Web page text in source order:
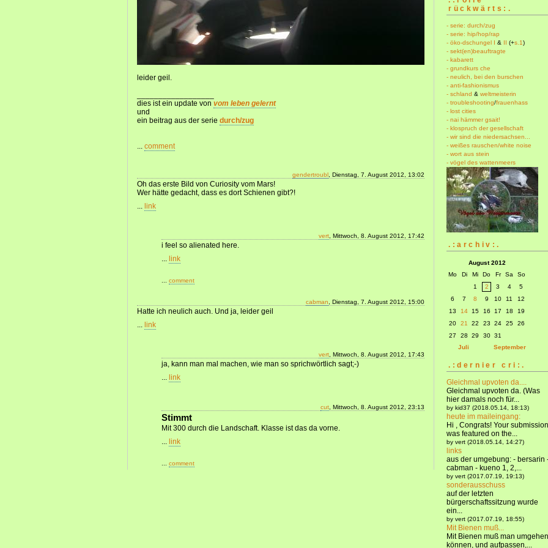
leider geil.
dies ist ein update von vom leben gelernt
und
ein beitrag aus der serie durch/zug
... comment
gendertroubl , Dienstag, 7. August 2012, 13:02
Oh das erste Bild von Curiosity vom Mars!
Wer hätte gedacht, dass es dort Schienen gibt?!
... link
vert , Mittwoch, 8. August 2012, 17:42
i feel so alienated here.
... link
comment
cabman , Dienstag, 7. August 2012, 15:00
Hatte ich neulich auch. Und ja, leider geil
... link
vert , Mittwoch, 8. August 2012, 17:43
ja, kann man mal machen, wie man so sprichwörtlich sagt;-)
... link
cut , Mittwoch, 8. August 2012, 23:13
Stimmt
Mit 300 durch die Landschaft. Klasse ist das da vorne.
... link
comment
rückwärts:.
- serie: durch/zug
- serie: hip/hop/rap
- öko-dschungel I & II (+s.1)
- sekt(en)beauftragte
- kabarett
- grundkurs che
- neulich, bei den burschen
- anti-fashionismus
- schland & weltmeisterin
- troubleshooting/frauenhass
- lost cities
- nai hämmer gsait!
- klospruch der gesellschaft
- wir sind die niedersachsen...
- weißes rauschen/white noise
- wort aus stein
- vögel des wattenmeers
.:archiv:.
August 2012
Mo
Di Mi Do Fr Sa
So
1
2 3 4
5
6
7 8 9 10 11
12
13
14 15 16 17 18
19
20
21 22 23 24 25
26
27
28 29 30 31
Juli
September
.:dernier cri:.
Gleichmal upvoten da....
Gleichmal upvoten da. (Was
hier damals noch für...
by kid37 (2018.05.14, 18:13)
heute im maileingang:
Hi , Congrats! Your submission
was featured on the...
by vert (2018.05.14, 14:27)
links
aus der umgebung: - bersarin
cabman - kueno 1, 2,...
by vert (2017.07.19, 19:13)
sonderausschuss
auf der letzten
bürgerschaftssitzung wurde
ein...
by vert (2017.07.19, 18:55)
Mit Bienen muß...
Mit Bienen muß man umgehen
können, und aufpassen,...